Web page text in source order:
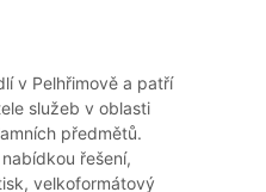
v Pelhřimově a patří
služeb v oblasti
předmětů.
řešení,
velkoformátový